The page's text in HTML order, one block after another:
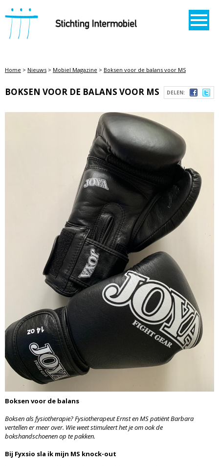
STICHTING INTERMOBIEL
Home > Nieuws > Mobiel Magazine > Boksen voor de balans voor MS
DELEN:
BOKSEN VOOR DE BALANS VOOR MS
Boksen voor de balans
Boksen als fysiotherapie? Fysiotherapeut Ernst en MS patiënt Barbara
vertellen er meer over. Wie weet stimuleert het je om ook de
bokshandschoenen op te pakken.
Bij Fyxsio sla ik mijn MS knock-out